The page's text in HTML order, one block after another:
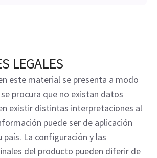
LEGALES
este material se presenta a modo
procura que no existan datos
existir distintas interpretaciones al
puede ser de aplicación
país. La configuración y las
del producto pueden diferir de